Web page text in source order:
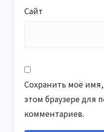
Сайт
Сохранить моё имя,
этом браузере для
комментариев.